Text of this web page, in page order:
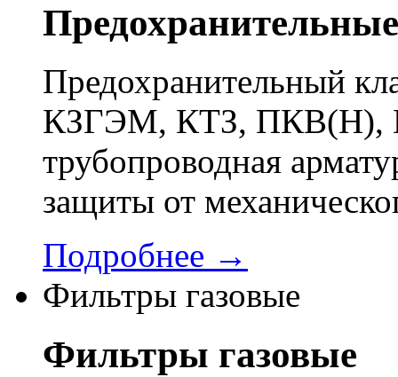
Предохранительный
КЗГЭМ, КТЗ,
трубопроводная
защиты от
Подробнее →
Фильтры газовые
Фильтры газовые